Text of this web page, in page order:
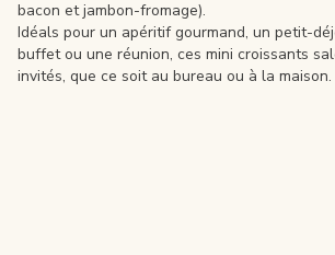
bacon et jambon-fromage).
Idéals pour un apéritif gourmand, un petit-
buffet ou une réunion, ces mini croissants
invités, que ce soit au bureau ou à la maison.